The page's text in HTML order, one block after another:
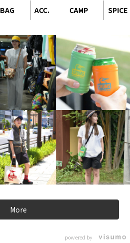
BAG ACC. CAMP SPICE
More
powered by